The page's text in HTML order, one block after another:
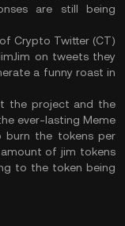
are still being
Crypto Twitter (CT)
on tweets they
a funny roast in
the project and the
ever-lasting Meme
burn the tokens per
of jim tokens
to the token being